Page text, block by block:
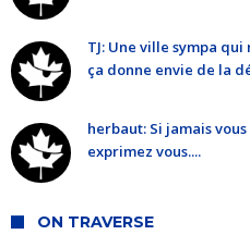
TJ: Une ville sympa
ça donne envie de la
herbaut: Si jamais
exprimez vous....
ON TRAVERSE